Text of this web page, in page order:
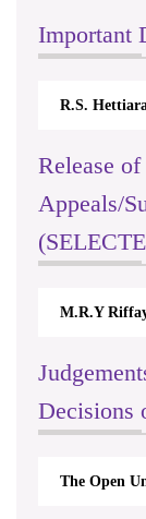
Important
R.S.
Release
Appeals/
M.R.Y
Decisions
The Open